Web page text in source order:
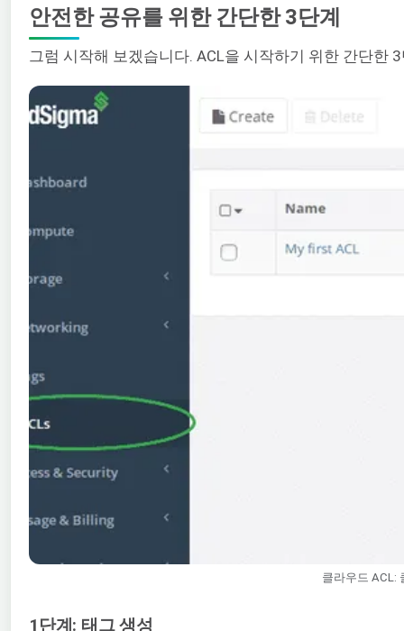
안전한 공유를 위한 간단한 3단계
그럼 시작해 보겠습니다. ACL을 시작하기 위한 간단한
클라우드 ACL:
1단계: 태그 생성